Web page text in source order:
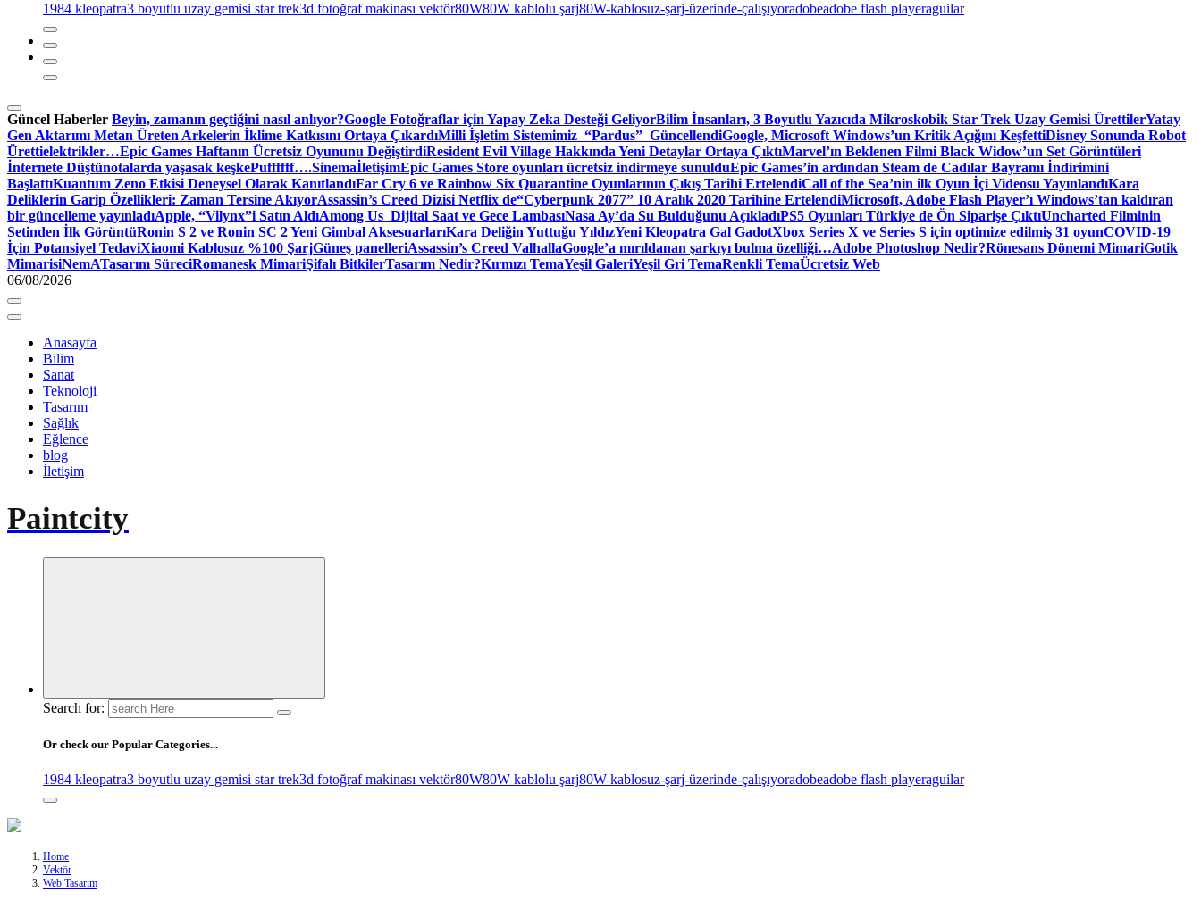
1984 kleopatra3 boyutlu uzay gemisi star trek3d fotoğraf makinası vektör80W80W kablolu şarj80W-kablosuz-şarj-üzerinde-çalışıyoradobeadobe flash playeraguilar
Güncel Haberler Beyin, zamanın geçtiğini nasıl anlıyor?Google Fotoğraflar için Yapay Zeka Desteği GeliyorBilim İnsanları, 3 Boyutlu Yazıcıda Mikroskobik Star Trek Uzay Gemisi ÜrettilerYatay
Gen Aktarımı Metan Üreten Arkelerin İklime Katkısını Ortaya ÇıkardıMilli İşletim Sistemimiz “Pardus” GüncellendiGoogle, Microsoft Windows’un Kritik Açığını KeşfettiDisney Sonunda Robot
Ürettielektrikler…Epic Games Haftanın Ücretsiz Oyununu DeğiştirdiResident Evil Village Hakkında Yeni Detaylar Ortaya ÇıktıMarvel’ın Beklenen Filmi Black Widow’un Set Görüntüleri
İnternete Düştünotalarda yaşasak keşkePuffffff….SinemaİletişimEpic Games Store oyunları ücretsiz indirmeye sunulduEpic Games’in ardından Steam de Cadılar Bayramı İndirimini
BaşlattıKuantum Zeno Etkisi Deneysel Olarak KanıtlandıFar Cry 6 ve Rainbow Six Quarantine Oyunlarının Çıkış Tarihi ErtelendiCall of the Sea’nin ilk Oyun İçi Videosu YayınlandıKara
Deliklerin Garip Özellikleri: Zaman Tersine AkıyorAssassin’s Creed Dizisi Netflix de“Cyberpunk 2077” 10 Aralık 2020 Tarihine ErtelendiMicrosoft, Adobe Flash Player’ı Windows’tan kaldıran
bir güncelleme yayınladıApple, “Vilynx”i Satın AldıAmong Us Dijital Saat ve Gece LambasıNasa Ay’da Su Bulduğunu AçıkladıPS5 Oyunları Türkiye de Ön Siparişe ÇıktıUncharted Filminin
Setinden İlk GörüntüRonin S 2 ve Ronin SC 2 Yeni Gimbal AksesuarlarıKara Deliğin Yuttuğu YıldızYeni Kleopatra Gal GadotXbox Series X ve Series S için optimize edilmiş 31 oyunCOVID-19
İçin Potansiyel TedaviXiaomi Kablosuz %100 ŞarjGüneş panelleriAssassin’s Creed ValhallaGoogle’a mırıldanan şarkıyı bulma özelliği…Adobe Photoshop Nedir?Rönesans Dönemi MimariGotik
MimarisiNemATasarım SüreciRomanesk MimariŞifalı BitkilerTasarım Nedir?Kırmızı TemaYeşil GaleriYeşil Gri TemaRenkli TemaÜcretsiz Web
06/08/2026
Anasayfa
Bilim
Sanat
Teknoloji
Tasarım
Sağlık
Eğlence
blog
İletişim
Paintcity
Search for:
Or check our Popular Categories...
1984 kleopatra3 boyutlu uzay gemisi star trek3d fotoğraf makinası vektör80W80W kablolu şarj80W-kablosuz-şarj-üzerinde-çalışıyoradobeadobe flash playeraguilar
Home
Vektör
Web Tasarım